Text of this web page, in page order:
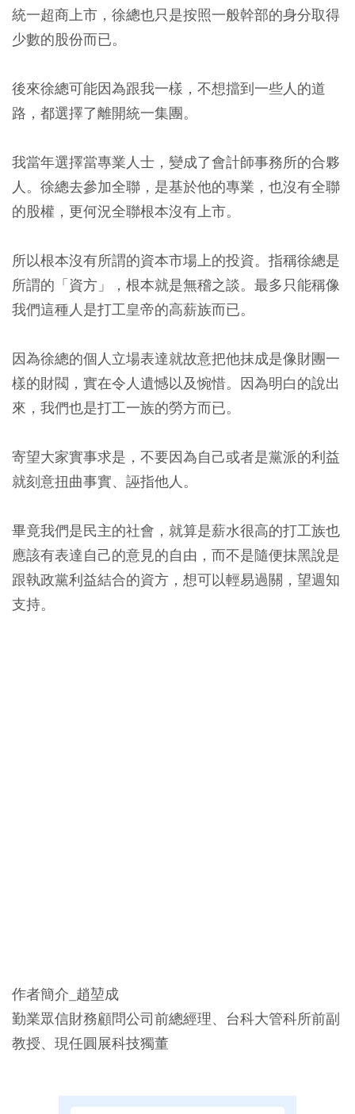
統一超商上市，徐總也只是按照一般幹部的身分取得
少數的股份而已。
後來徐總可能因為跟我一樣，不想擋到一些人的道
路，都選擇了離開統一集團。
我當年選擇當專業人士，變成了會計師事務所的合夥
人。徐總去參加全聯，是基於他的專業，也沒有全聯
的股權，更何況全聯根本沒有上市。
所以根本沒有所謂的資本市場上的投資。指稱徐總是
所謂的「資方」，根本就是無稽之談。最多只能稱像
我們這種人是打工皇帝的高薪族而已。
因為徐總的個人立場表達就故意把他抹成是像財團一
樣的財閥，實在令人遺憾以及惋惜。因為明白的說出
來，我們也是打工一族的勞方而已。
寄望大家實事求是，不要因為自己或者是黨派的利益
就刻意扭曲事實、誣指他人。
畢竟我們是民主的社會，就算是薪水很高的打工族也
應該有表達自己的意見的自由，而不是隨便抹黑說是
跟執政黨利益結合的資方，想可以輕易過關，望週知
支持。
作者簡介_趙堃成
勤業眾信財務顧問公司前總經理、台科大管科所前副
教授、現任圓展科技獨董